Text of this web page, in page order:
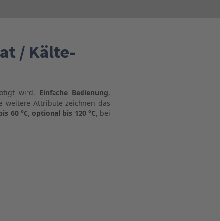
/ Kälte-
wird. Einfache Bedienung,
weitere Attribute zeichnen das
60 °C, optional bis 120 °C, bei